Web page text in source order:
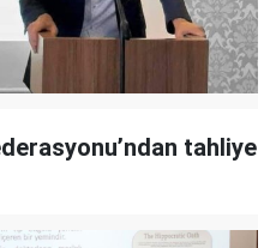
tahliye